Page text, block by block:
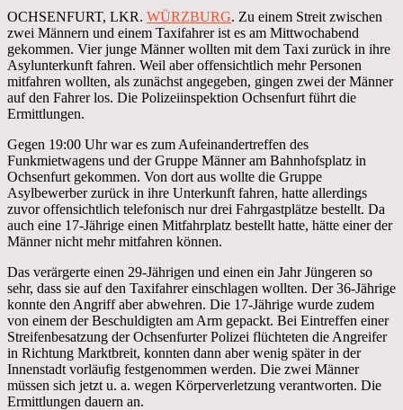
OCHSENFURT, LKR. WÜRZBURG. Zu einem Streit zwischen
zwei Männern und einem Taxifahrer ist es am Mittwochabend
gekommen. Vier junge Männer wollten mit dem Taxi zurück in ihre
Asylunterkunft fahren. Weil aber offensichtlich mehr Personen
mitfahren wollten, als zunächst angegeben, gingen zwei der Männer
auf den Fahrer los. Die Polizeiinspektion Ochsenfurt führt die
Ermittlungen.
Gegen 19:00 Uhr war es zum Aufeinandertreffen des
Funkmietwagens und der Gruppe Männer am Bahnhofsplatz in
Ochsenfurt gekommen. Von dort aus wollte die Gruppe
Asylbewerber zurück in ihre Unterkunft fahren, hatte allerdings
zuvor offensichtlich telefonisch nur drei Fahrgastplätze bestellt. Da
auch eine 17-Jährige einen Mitfahrplatz bestellt hatte, hätte einer der
Männer nicht mehr mitfahren können.
Das verärgerte einen 29-Jährigen und einen ein Jahr Jüngeren so
sehr, dass sie auf den Taxifahrer einschlagen wollten. Der 36-Jährige
konnte den Angriff aber abwehren. Die 17-Jährige wurde zudem
von einem der Beschuldigten am Arm gepackt. Bei Eintreffen einer
Streifenbesatzung der Ochsenfurter Polizei flüchteten die Angreifer
in Richtung Marktbreit, konnten dann aber wenig später in der
Innenstadt vorläufig festgenommen werden. Die zwei Männer
müssen sich jetzt u. a. wegen Körperverletzung verantworten. Die
Ermittlungen dauern an.